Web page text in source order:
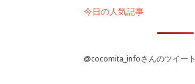
今日の人気記事
@cocomita_infoさんのツイート